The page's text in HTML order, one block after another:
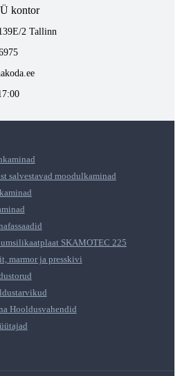
kontor
2 Tallinn
salvestavad moodulkaminad
SKAMOTEC 225
marmor ja presskivi
Hooldusvahendid